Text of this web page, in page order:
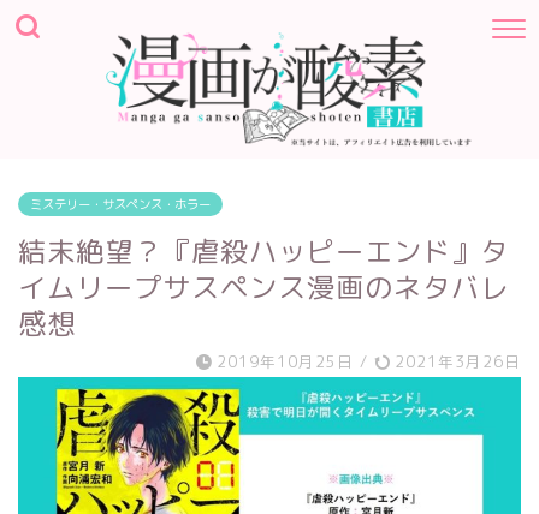
ミステリー・サスペンス・ホラー
結末絶望？『虐殺ハッピーエンド』タ
イムリープサスペンス漫画のネタバレ
感想
2019年10月25日 / 2021年3月26日